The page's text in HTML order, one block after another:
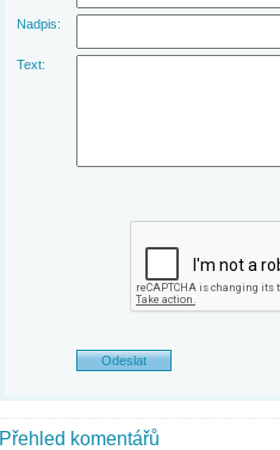
Nadpis:
Text:
Přehled komentářů